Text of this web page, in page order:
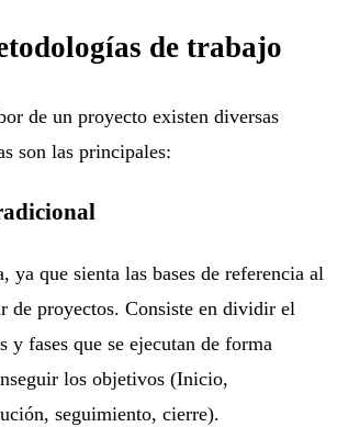
de trabajo
de un proyecto existen diversas
son las principales:
ya que sienta las bases de referencia al
de proyectos. Consiste en dividir el
y fases que se ejecutan de forma
los objetivos (Inicio,
seguimiento, cierre).